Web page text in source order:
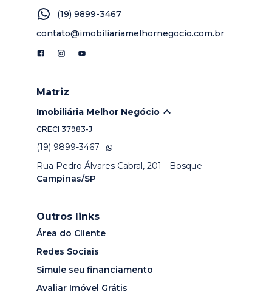
(19) 9899-3467
contato@imobiliariamelhornegocio.com.br
Matriz
Imobiliária Melhor Negócio
CRECI 37983-J
(19) 9899-3467
Rua Pedro Álvares Cabral, 201 - Bosque
Campinas/SP
Outros links
Área do Cliente
Redes Sociais
Simule seu financiamento
Avaliar Imóvel Grátis